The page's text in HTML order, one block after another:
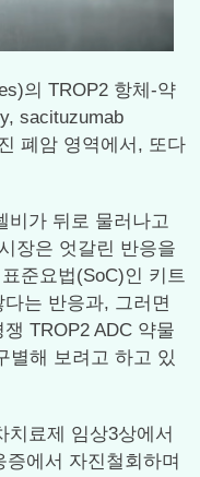
의 TROP2 항체-약
sacituzumab
폐암 영역에서, 또다
비가 뒤로 물러나고
장은 엇갈린 반응을
준요법(SoC)인 키트
는 반응과, 그러면
TROP2 ADC 약물
별해 보려고 하고 있
치료제 임상3상에서
에서 자진철회하며